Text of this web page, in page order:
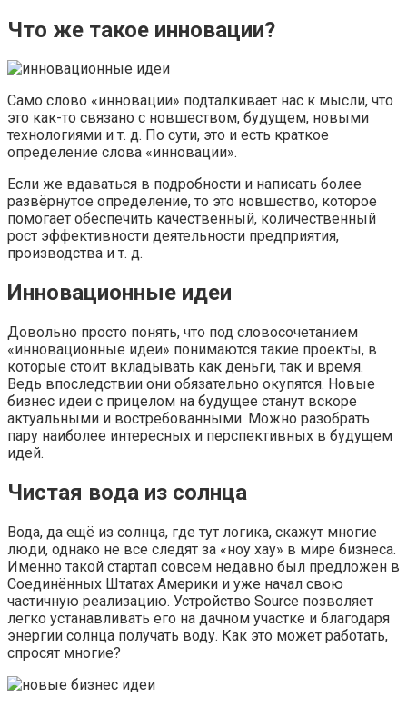
Что же такое инновации?
Само слово «инновации» подталкивает нас к мысли, что
это как-то связано с новшеством, будущем, новыми
технологиями и т. д. По сути, это и есть краткое
определение слова «инновации».
Если же вдаваться в подробности и написать более
развёрнутое определение, то это новшество, которое
помогает обеспечить качественный, количественный
рост эффективности деятельности предприятия,
производства и т. д.
Инновационные идеи
Довольно просто понять, что под словосочетанием
«инновационные идеи» понимаются такие проекты, в
которые стоит вкладывать как деньги, так и время.
Ведь впоследствии они обязательно окупятся. Новые
бизнес идеи с прицелом на будущее станут вскоре
актуальными и востребованными. Можно разобрать
пару наиболее интересных и перспективных в будущем
идей.
Чистая вода из солнца
Вода, да ещё из солнца, где тут логика, скажут многие
люди, однако не все следят за «ноу хау» в мире бизнеса.
Именно такой стартап совсем недавно был предложен в
Соединённых Штатах Америки и уже начал свою
частичную реализацию. Устройство Source позволяет
легко устанавливать его на дачном участке и благодаря
энергии солнца получать воду. Как это может работать,
спросят многие?